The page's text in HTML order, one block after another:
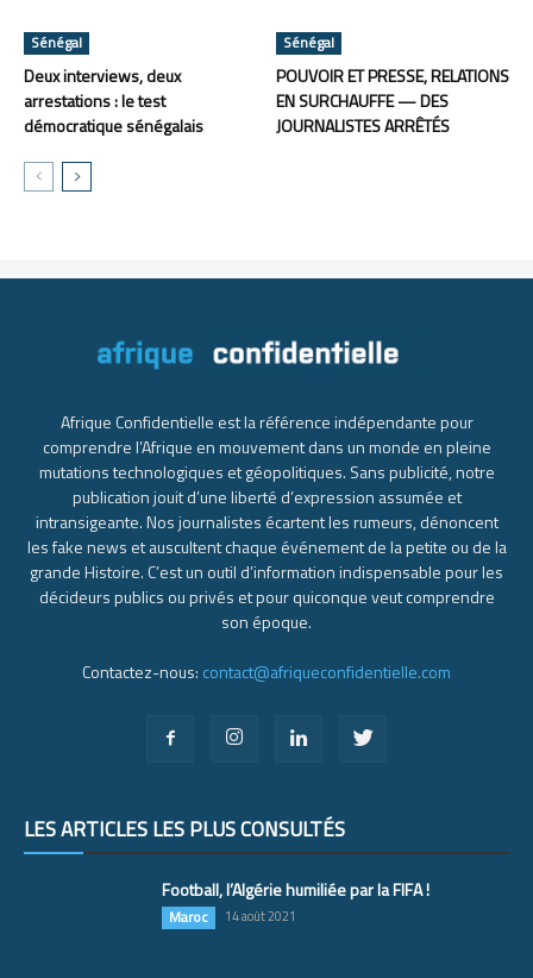
Sénégal
Deux interviews, deux
arrestations : le test
démocratique sénégalais
Sénégal
POUVOIR ET PRESSE, RELATIONS
EN SURCHAUFFE — DES
JOURNALISTES ARRÊTÉS
Afrique Confidentielle est la référence indépendante pour
comprendre l’Afrique en mouvement dans un monde en pleine
mutations technologiques et géopolitiques. Sans publicité, notre
publication jouit d’une liberté d’expression assumée et
intransigeante. Nos journalistes écartent les rumeurs, dénoncent
les fake news et auscultent chaque événement de la petite ou de la
grande Histoire. C’est un outil d’information indispensable pour les
décideurs publics ou privés et pour quiconque veut comprendre
son époque.
Contactez-nous: contact@afriqueconfidentielle.com
LES ARTICLES LES PLUS CONSULTÉS
Football, l’Algérie humiliée par la FIFA !
Maroc 14 août 2021